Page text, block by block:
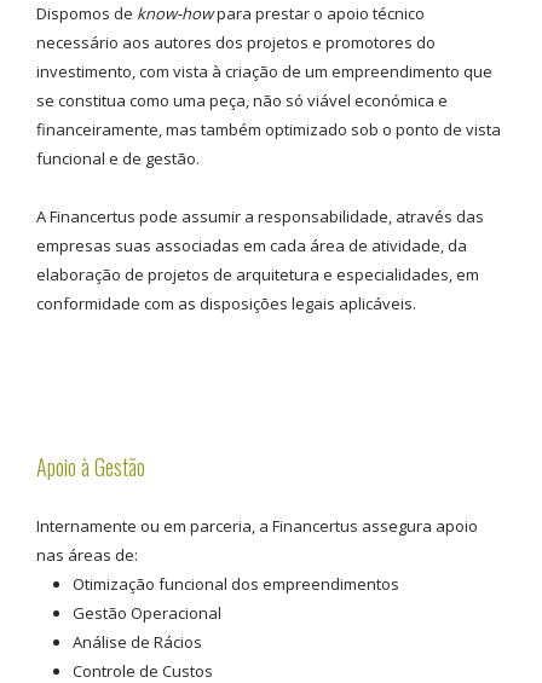
Dispomos de know-howpara prestar o apoio técnico
necessário aos autores dos projetos e promotores do
investimento, com vista à criação de um empreendimento que
se constitua como uma peça, não só viável económica e
financeiramente, mas também optimizado sob o ponto de vista
funcional e de gestão.
A Financertus pode assumir a responsabilidade, através das
empresas suas associadas em cada área de atividade, da
elaboração de projetos de arquitetura e especialidades, em
conformidade com as disposições legais aplicáveis.
Apoio à Gestão
Internamente ou em parceria, a Financertus assegura apoio
nas áreas de:
Otimização funcional dos empreendimentos
Gestão Operacional
Análise de Rácios
Controle de Custos